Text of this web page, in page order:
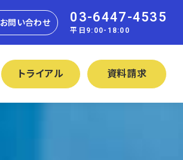
お問い合わせ 03-6447-4535
平日9:00-18:00
トライアル 資料請求